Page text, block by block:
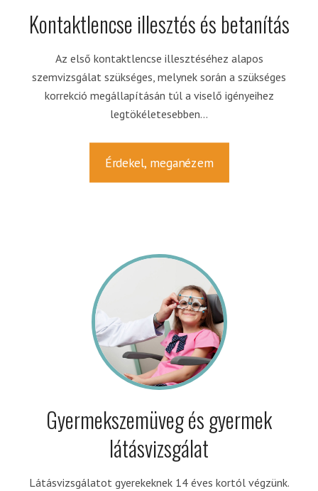
Kontaktlencse illesztés és betanítás
Az első kontaktlencse illesztéséhez alapos
szemvizsgálat szükséges, melynek során a szükséges
korrekció megállapításán túl a viselő igényeihez
legtökéletesebben...
Érdekel, meganézem
Gyermekszemüveg és gyermek
látásvizsgálat
Látásvizsgálatot gyerekeknek 14 éves kortól végzünk.